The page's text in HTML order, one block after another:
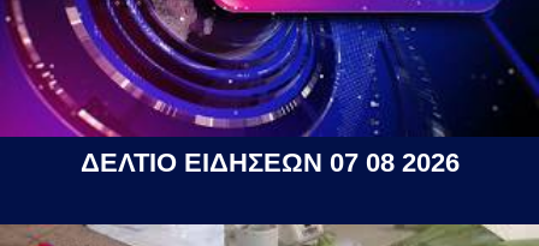
ΔΕΛΤΙΟ ΕΙΔΗΣΕΩΝ 07 08 2026